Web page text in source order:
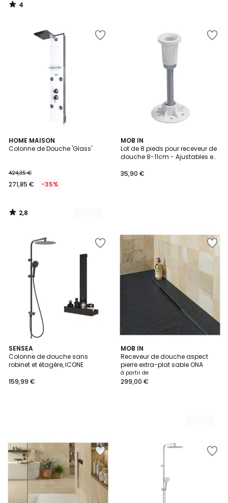
4
/
HOME MAISON
Colonne de Douche 'Glass'
424,35 €
271,85 € -35%
2,8
/ 5
2
Couleurs
2,8
/
MOB IN
Lot de 8 pieds pour receveur de
douche 8-11cm - Ajustables en
35,90 €
SENSEA
Colonne de douche sans
robinet et étagère, ICONE
159,99 €
MOB IN
Receveur de douche aspect
pierre extra-plat sable ONA
à partir de
299,00 €
4
Couleurs